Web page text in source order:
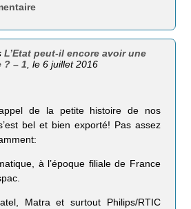
L’Etat peut-il encore avoir une
? – 1 , le 6 juillet 2016
de la petite histoire de nos
bel et bien exporté! Pas assez
à l’époque filiale de France
Matra et surtout Philips/RTIC